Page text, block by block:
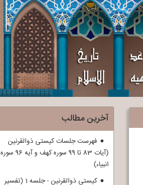
آخرین مطالب
فهرست جلسات کیستی ذوالقرنین
(آیات 83 تا 99 سوره کهف و آیه 96 سوره
انبیاء)
کیستی ذوالقرنین - جلسه 1 (تفسیر